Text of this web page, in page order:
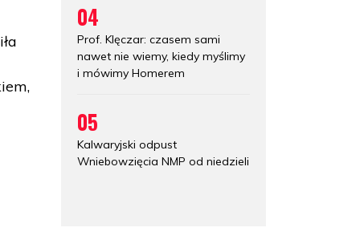
04
Prof. Klęczar: czasem sami
nawet nie wiemy, kiedy myślimy
i mówimy Homerem
05
Kalwaryjski odpust
Wniebowzięcia NMP od niedzieli